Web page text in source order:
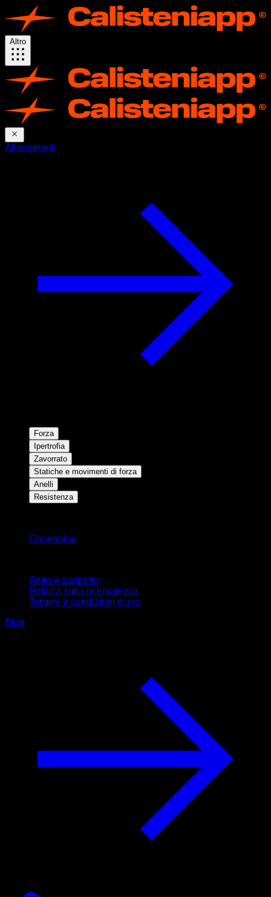
Altro
Allenamenti
Forza
Ipertrofia
Zavorrato
Statiche e movimenti di forza
Anelli
Resistenza
Changelog
Aiuto e supporto
Politica sulla riservatezza
Termini e condizioni d'uso
Blog